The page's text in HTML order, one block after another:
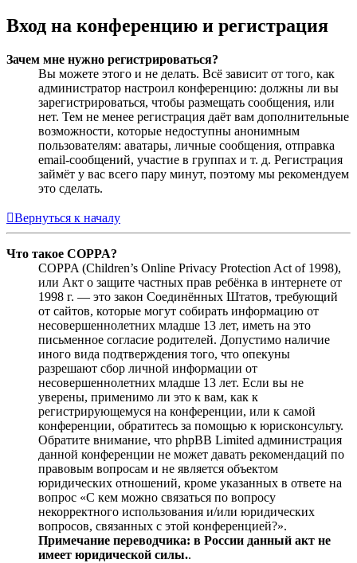
Вход на конференцию и регистрация
Зачем мне нужно регистрироваться?
Вы можете этого и не делать. Всё зависит от того, как
администратор настроил конференцию: должны ли вы
зарегистрироваться, чтобы размещать сообщения, или
нет. Тем не менее регистрация даёт вам дополнительные
возможности, которые недоступны анонимным
пользователям: аватары, личные сообщения, отправка
email-сообщений, участие в группах и т. д. Регистрация
займёт у вас всего пару минут, поэтому мы рекомендуем
это сделать.
Вернуться к началу
Что такое COPPA?
COPPA (Children’s Online Privacy Protection Act of 1998),
или Акт о защите частных прав ребёнка в интернете от
1998 г. — это закон Соединённых Штатов, требующий
от сайтов, которые могут собирать информацию от
несовершеннолетних младше 13 лет, иметь на это
письменное согласие родителей. Допустимо наличие
иного вида подтверждения того, что опекуны
разрешают сбор личной информации от
несовершеннолетних младше 13 лет. Если вы не
уверены, применимо ли это к вам, как к
регистрирующемуся на конференции, или к самой
конференции, обратитесь за помощью к юрисконсульту.
Обратите внимание, что phpBB Limited администрация
данной конференции не может давать рекомендаций по
правовым вопросам и не является объектом
юридических отношений, кроме указанных в ответе на
вопрос «С кем можно связаться по вопросу
некорректного использования и/или юридических
вопросов, связанных с этой конференцией?».
Примечание переводчика: в России данный акт не
имеет юридической силы..